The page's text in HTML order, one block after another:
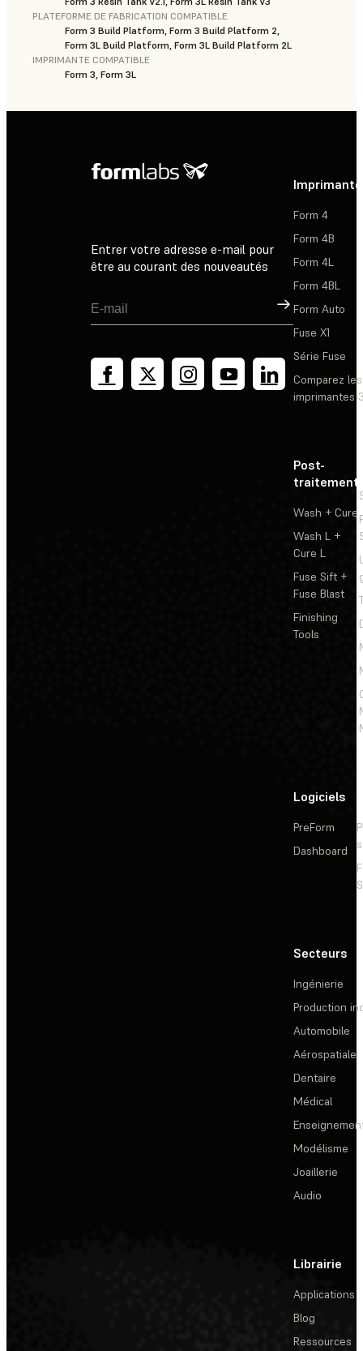
PLATEFORME DE FABRICATION COMPATIBLE
Form 3 Build Platform, Form 3 Build Platform 2,
Form 3L Build Platform, Form 3L Build Platform 2L
IMPRIMANTE COMPATIBLE
Form 3, Form 3L
Entrer votre adresse e-mail pour
être au courant des nouveautés
Inscription
Form 4
Form 4B
Form 4L
Form 4BL
Form Auto
Fuse X1
Série Fuse
Comparez les
imprimantes
Post-
traitement
Wash + Cure
Wash L +
Cure L
Fuse Sift +
Fuse Blast
Finishing
Tools
Logiciels
PreForm
Dashboard
Secteurs
Ingénierie
Production
Automobile
Aérospatiale
Dentaire
Médical
Modélisme
Joaillerie
Audio
Librairie
Applications
Blog
Ressources